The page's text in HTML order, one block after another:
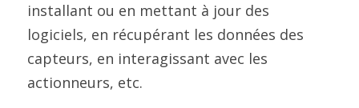
installant ou en mettant à jour des
logiciels, en récupérant les données des
capteurs, en interagissant avec les
actionneurs, etc.